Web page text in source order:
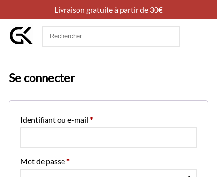
Livraison gratuite à partir de 30€
Rechercher
Se connecter
Identifiant ou e-mail *Obligatoire
Mot de passe*Obligatoire